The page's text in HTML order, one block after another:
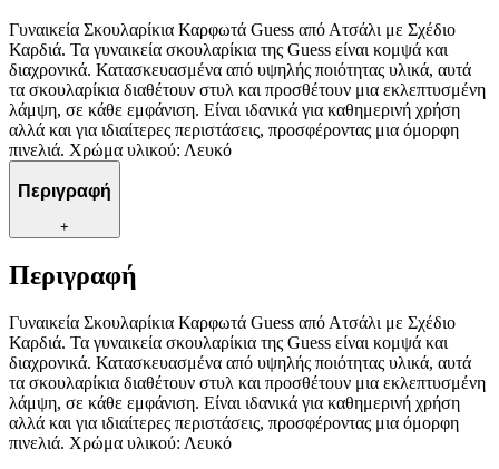
Γυναικεία Σκουλαρίκια Καρφωτά Guess από Ατσάλι με Σχέδιο
Καρδιά. Τα γυναικεία σκουλαρίκια της Guess είναι κομψά και
διαχρονικά. Κατασκευασμένα από υψηλής ποιότητας υλικά, αυτά
τα σκουλαρίκια διαθέτουν στυλ και προσθέτουν μια εκλεπτυσμένη
λάμψη, σε κάθε εμφάνιση. Είναι ιδανικά για καθημερινή χρήση
αλλά και για ιδιαίτερες περιστάσεις, προσφέροντας μια όμορφη
πινελιά. Χρώμα υλικού: Λευκό
Περιγραφή
+
Περιγραφή
Γυναικεία Σκουλαρίκια Καρφωτά Guess από Ατσάλι με Σχέδιο
Καρδιά. Τα γυναικεία σκουλαρίκια της Guess είναι κομψά και
διαχρονικά. Κατασκευασμένα από υψηλής ποιότητας υλικά, αυτά
τα σκουλαρίκια διαθέτουν στυλ και προσθέτουν μια εκλεπτυσμένη
λάμψη, σε κάθε εμφάνιση. Είναι ιδανικά για καθημερινή χρήση
αλλά και για ιδιαίτερες περιστάσεις, προσφέροντας μια όμορφη
πινελιά. Χρώμα υλικού: Λευκό